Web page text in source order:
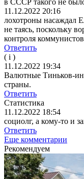
в СССР такого не
11.12.2022 20:16
лохотроны насаждал
не таясь, поскольку
контроля коммунистов
Ответить
( i )
11.12.2022 19:34
Валютные Тиньков-
страны.
Ответить
Статистика
11.12.2022 18:54
социолг, а кому-то и
Ответить
Еще комментарии
Рекомендуем